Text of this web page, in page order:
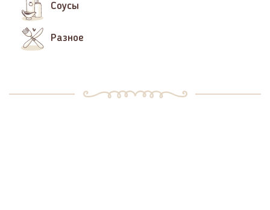
Соусы
Разное